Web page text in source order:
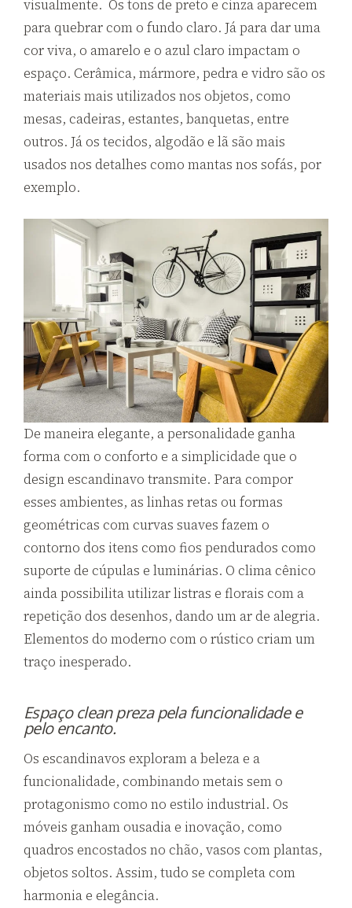
visualmente. Os tons de preto e cinza aparecem
para quebrar com o fundo claro. Já para dar uma
cor viva, o amarelo e o azul claro impactam o
espaço. Cerâmica, mármore, pedra e vidro são os
materiais mais utilizados nos objetos, como
mesas, cadeiras, estantes, banquetas, entre
outros. Já os tecidos, algodão e lã são mais
usados nos detalhes como mantas nos sofás, por
exemplo.
De maneira elegante, a personalidade ganha
forma com o conforto e a simplicidade que o
design escandinavo transmite. Para compor
esses ambientes, as linhas retas ou formas
geométricas com curvas suaves fazem o
contorno dos itens como fios pendurados como
suporte de cúpulas e luminárias. O clima cênico
ainda possibilita utilizar listras e florais com a
repetição dos desenhos, dando um ar de alegria.
Elementos do moderno com o rústico criam um
traço inesperado.
Espaço clean preza pelafuncionalidade e
pelo encanto.
Os escandinavos exploram a beleza e a
funcionalidade, combinando metais sem o
protagonismo como no estilo industrial. Os
móveis ganham ousadia e inovação, como
quadros encostados no chão, vasos com plantas,
objetos soltos. Assim, tudo se completa com
harmonia e elegância.